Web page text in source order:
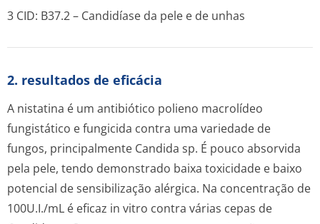
3 CID: B37.2 – Candidíase da pele e de unhas
2. resultados de eficácia
A nistatina é um antibiótico polieno macrolídeo
fungistático e fungicida contra uma variedade de
fungos, principalmente Candida sp. É pouco absorvida
pela pele, tendo demonstrado baixa toxicidade e baixo
potencial de sensibilização alérgica. Na concentração de
100U.I./mL é eficaz in vitro contra várias cepas de